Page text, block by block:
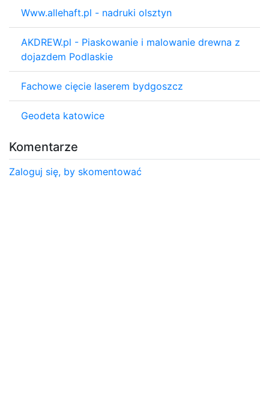
Www.allehaft.pl - nadruki olsztyn
AKDREW.pl - Piaskowanie i malowanie drewna z
dojazdem Podlaskie
Fachowe cięcie laserem bydgoszcz
Geodeta katowice
Komentarze
Zaloguj się, by skomentować